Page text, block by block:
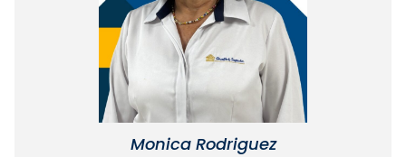
Monica Rodriguez